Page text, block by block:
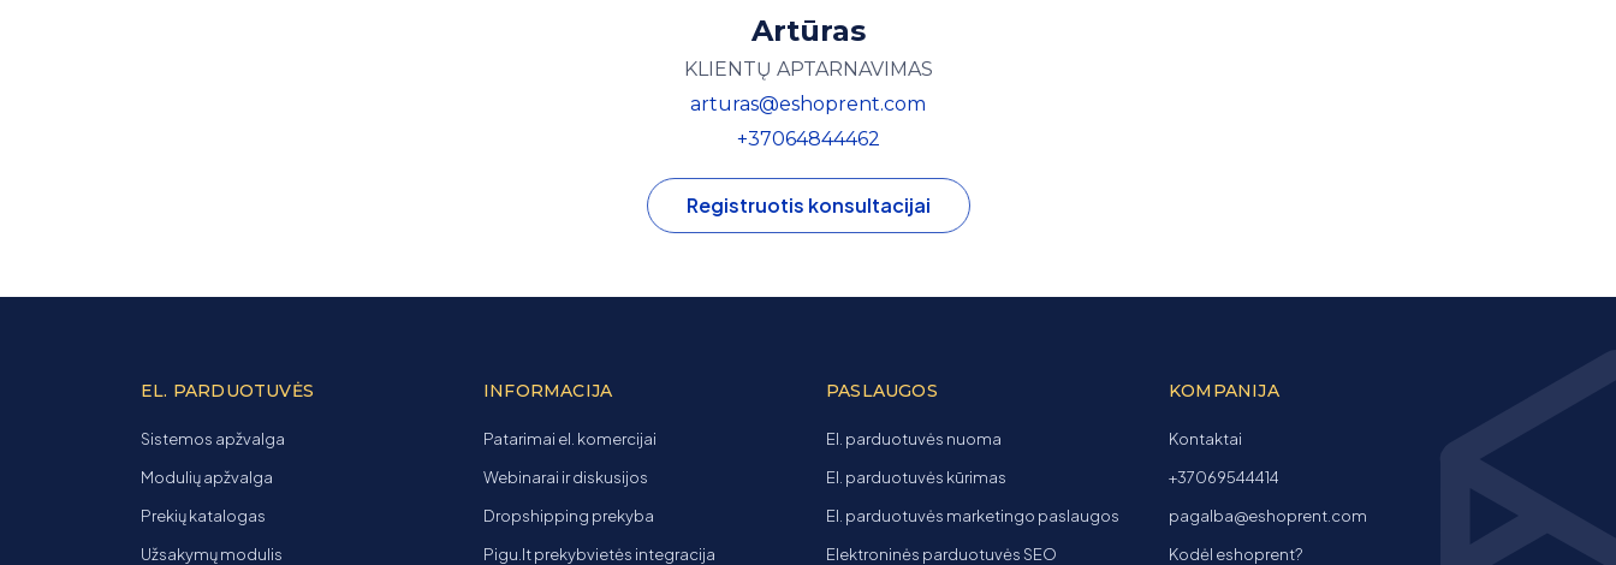
Artūras
KLIENTŲ APTARNAVIMAS
arturas@eshoprent.com
+37064844462
Registruotis konsultacijai
EL. PARDUOTUVĖS
Sistemos apžvalga
Modulių apžvalga
Prekių katalogas
Užsakymų modulis
INFORMACIJA
Patarimai el. komercijai
Webinarai ir diskusijos
Dropshipping prekyba
Pigu.lt prekybvietės integracija
PASLAUGOS
El. parduotuvės nuoma
El. parduotuvės kūrimas
El. parduotuvės marketingo paslaugos
Elektroninės parduotuvės SEO
KOMPANIJA
Kontaktai
+37069544414
pagalba@eshoprent.com
Kodėl eshoprent?